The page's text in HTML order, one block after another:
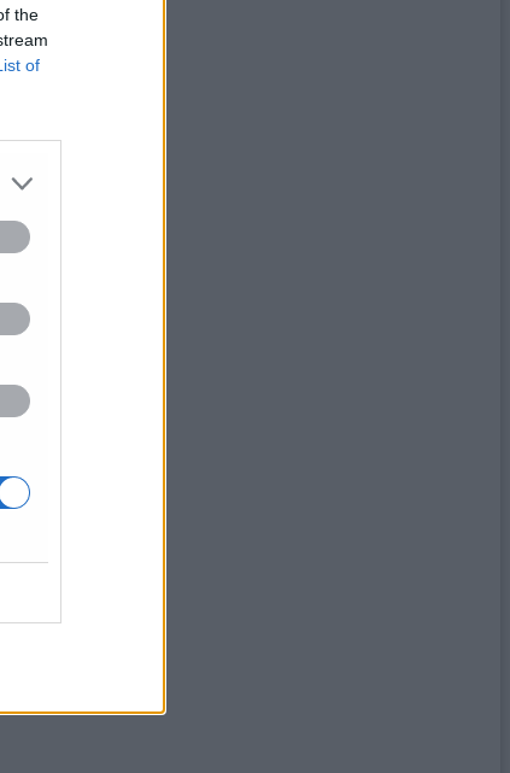
the
of